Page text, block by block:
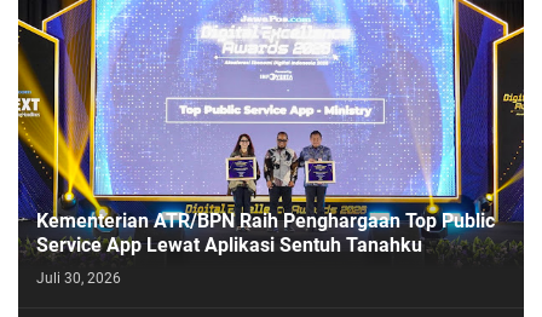
Kementerian ATR/BPN Raih Penghargaan Top Public
Service App Lewat Aplikasi Sentuh Tanahku
Juli 30, 2026